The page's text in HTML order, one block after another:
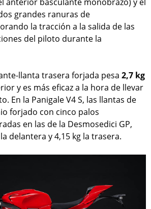
grandes ranuras de
la tracción a la salida de las
del piloto durante la
llanta trasera forjada pesa 2,7 kg
y es más eficaz a la hora de llevar
En la Panigale V4 S, las llantas de
forjado con cinco palos
en las de la Desmosedici GP,
delantera y 4,15 kg la trasera.